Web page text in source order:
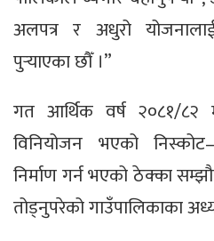
अलपत्र र अधुरो
पुर्‍याएका छौँ ।”
गत आर्थिक वर्ष २०८१/
विनियोजन भएको
निर्माण गर्न भएको ठेक्का
तोड्नुपरेको गाउँपालिकाका